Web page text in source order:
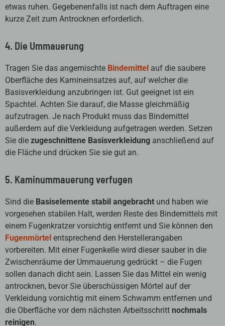
etwas ruhen. Gegebenenfalls ist nach dem Auftragen eine
kurze Zeit zum Antrocknen erforderlich.
4. Die Ummauerung
Tragen Sie das angemischte Bindemittel auf die saubere
Oberfläche des Kamineinsatzes auf, auf welcher die
Basisverkleidung anzubringen ist. Gut geeignet ist ein
Spachtel. Achten Sie darauf, die Masse gleichmäßig
aufzutragen. Je nach Produkt muss das Bindemittel
außerdem auf die Verkleidung aufgetragen werden. Setzen
Sie die zugeschnittene Basisverkleidung anschließend auf
die Fläche und drücken Sie sie gut an.
5. Kaminummauerung verfugen
Sind die Basiselemente stabil angebracht und haben wie
vorgesehen stabilen Halt, werden Reste des Bindemittels mit
einem Fugenkratzer vorsichtig entfernt und Sie können den
Fugenmörtel entsprechend den Herstellerangaben
vorbereiten. Mit einer Fugenkelle wird dieser sauber in die
Zwischenräume der Ummauerung gedrückt – die Fugen
sollen danach dicht sein. Lassen Sie das Mittel ein wenig
antrocknen, bevor Sie überschüssigen Mörtel auf der
Verkleidung vorsichtig mit einem Schwamm entfernen und
die Oberfläche vor dem nächsten Arbeitsschritt nochmals
reinigen.